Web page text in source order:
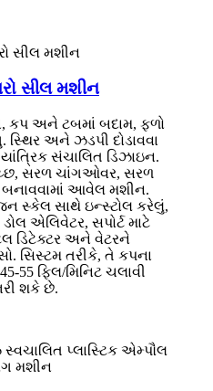
સીલ મશીન
કપ અને ટબમાં બદામ, ફળો
સ્થિર અને ઝડપી દોડાવવા
સંચાલિત ડિઝાઇન.
સરળ ચાંગઓવર, સરળ
આવેલ મશીન.
સ્કેલ સાથે ઇન્સ્ટોલ કરેલું,
એલિવેટર, સપોર્ટ માટે
ડિટેક્ટર અને વેટરને
સિસ્ટમ તરીકે, તે કપના
55 ફિલ/મિનિટ ચલાવી
શકે છે.